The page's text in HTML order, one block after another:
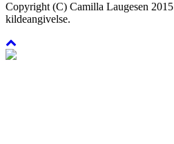
Copyright (C) Camilla Laugesen
kildeangivelse.